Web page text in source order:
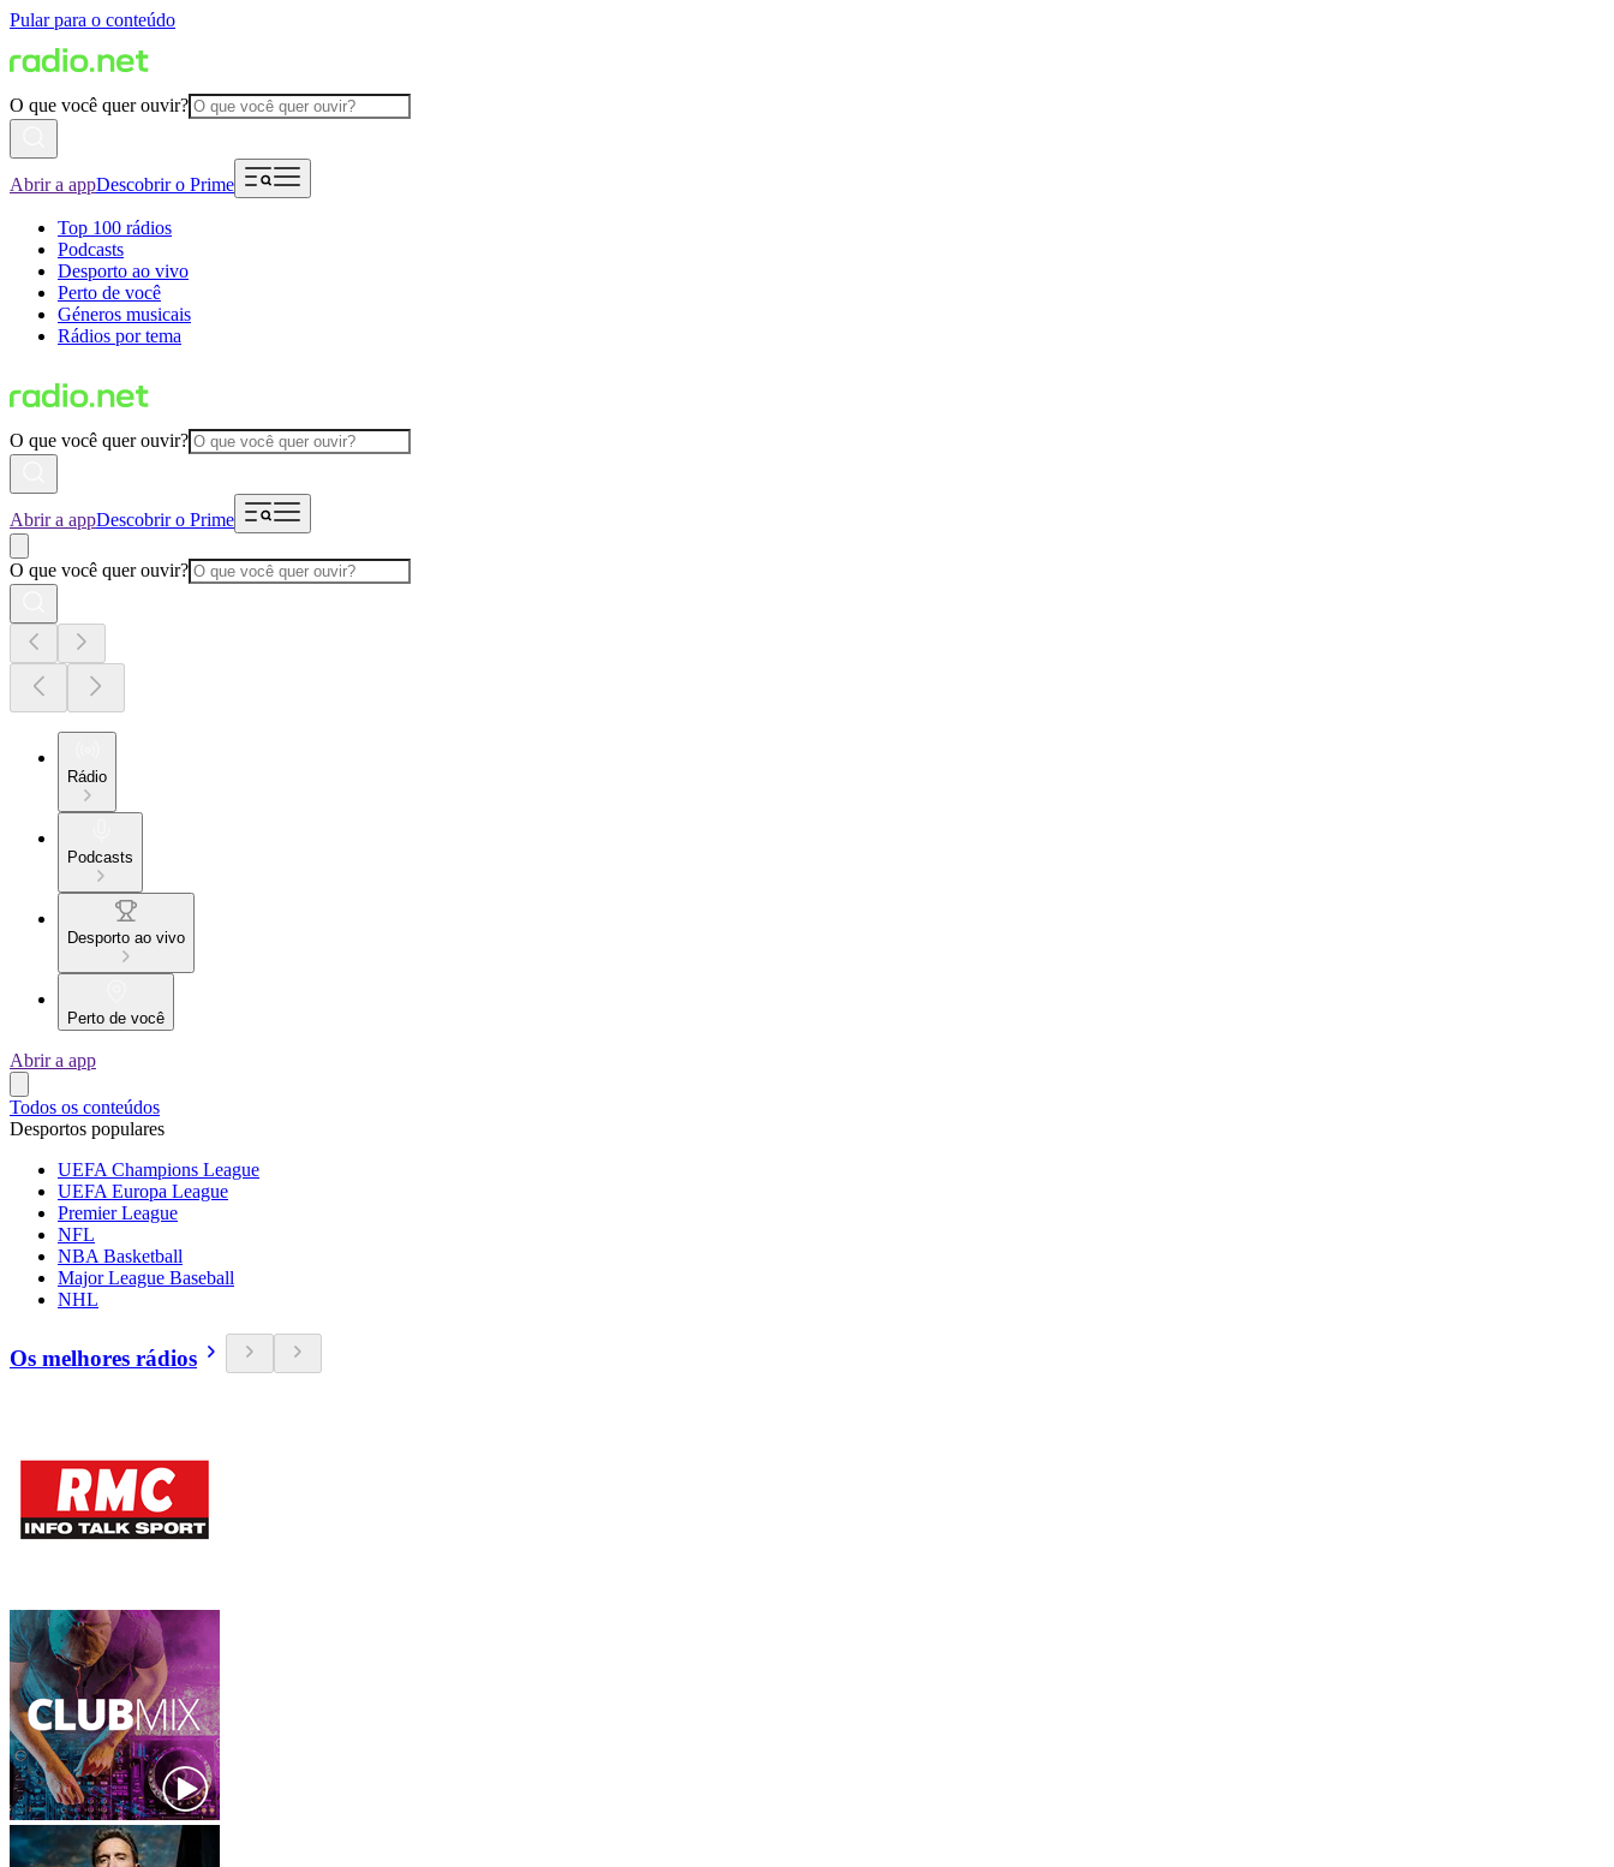
Pular para o conteúdo
O que você quer ouvir?
Abrir a appDescobrir o Prime
Top 100 rádios
Podcasts
Desporto ao vivo
Perto de você
Géneros musicais
Rádios por tema
O que você quer ouvir?
Abrir a appDescobrir o Prime
O que você quer ouvir?
Rádio
Podcasts
Desporto ao vivo
Perto de você
Abrir a app
Todos os conteúdos
Desportos populares
UEFA Champions League
UEFA Europa League
Premier League
NFL
NBA Basketball
Major League Baseball
NHL
Os melhores rádios